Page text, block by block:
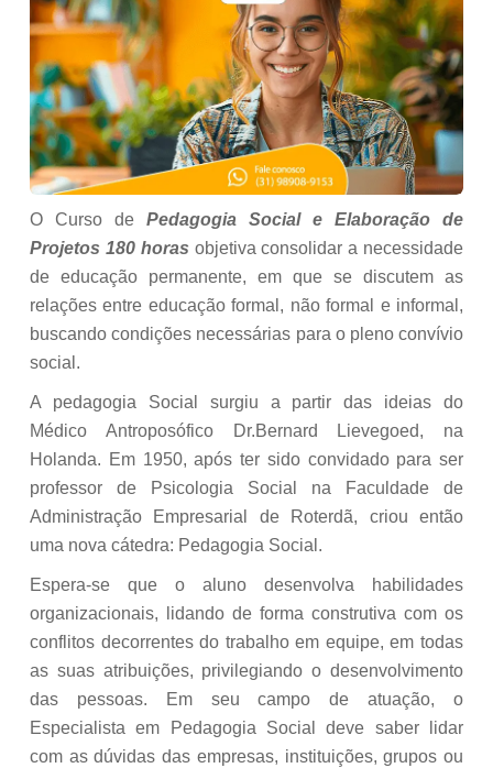
O Curso de Pedagogia Social e Elaboração de
Projetos 180 horas objetiva consolidar a necessidade
de educação permanente, em que se discutem as
relações entre educação formal, não formal e informal,
buscando condições necessárias para o pleno convívio
social.
A pedagogia Social surgiu a partir das ideias do
Médico Antroposófico Dr.Bernard Lievegoed, na
Holanda. Em 1950, após ter sido convidado para ser
professor de Psicologia Social na Faculdade de
Administração Empresarial de Roterdã, criou então
uma nova cátedra: Pedagogia Social.
Espera-se que o aluno desenvolva habilidades
organizacionais, lidando de forma construtiva com os
conflitos decorrentes do trabalho em equipe, em todas
as suas atribuições, privilegiando o desenvolvimento
das pessoas. Em seu campo de atuação, o
Especialista em Pedagogia Social deve saber lidar
com as dúvidas das empresas, instituições, grupos ou